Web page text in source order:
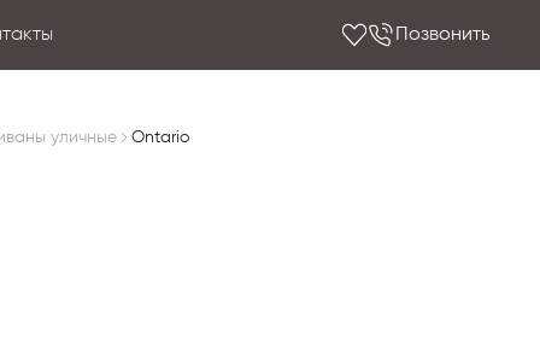
Позвонить
уличные Ontario